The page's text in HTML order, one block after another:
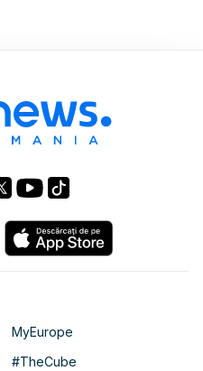
MyEurope
#TheCube